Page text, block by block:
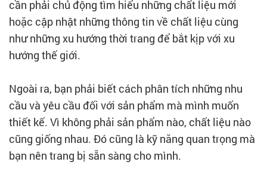
cần phải chủ động tìm hiểu những chất liệu mới
hoặc cập nhật những thông tin về chất liệu cùng
như những xu hướng thời trang để bắt kịp với xu
hướng thế giới.
Ngoài ra, bạn phải biết cách phân tích những nhu
cầu và yêu cầu đối với sản phẩm mà mình muốn
thiết kế. Vì không phải sản phẩm nào, chất liệu nào
cũng giống nhau. Đó cũng là kỹ năng quan trọng mà
bạn nên trang bị sẵn sàng cho mình.